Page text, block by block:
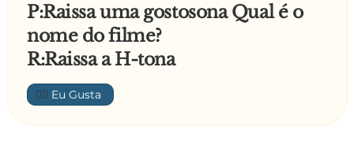
P:Raissa uma gostosona Qual é o
nome do filme?
R:Raissa a H-tona
👍🏼